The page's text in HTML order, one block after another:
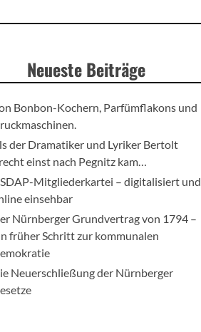
Neueste Beiträge
Bonbon-Kochern, Parfümflakons und
der Dramatiker und Lyriker Bertolt
einst nach Pegnitz kam…
Mitgliederkartei – digitalisiert und
einsehbar
Nürnberger Grundvertrag von 1794 –
früher Schritt zur kommunalen
Neuerschließung der Nürnberger